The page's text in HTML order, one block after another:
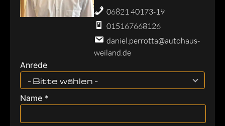
06821 40173-19
015167668126
daniel.perrotta@autohaus-
weiland.de
Anrede
- Bitte wählen -
Name *